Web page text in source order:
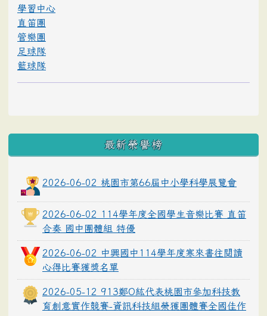
學習中心
直笛團
管樂團
足球隊
籃球隊
最新榮譽榜
2026-06-02 桃園市第66屆中小學科學展覽會
2026-06-02 114學年度全國學生音樂比賽 直笛
合奏 國中團體組 特優
2026-06-02 中興國中114學年度寒來書往閱讀
心得比賽獲獎名單
2026-05-12 913鄭O紘代表桃園市參加科技教
育創意實作競賽-資訊科技組榮獲團體賽全國佳作